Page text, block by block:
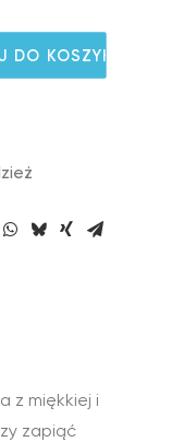
z miękkiej i
zapiąć
DO KOSZYKA